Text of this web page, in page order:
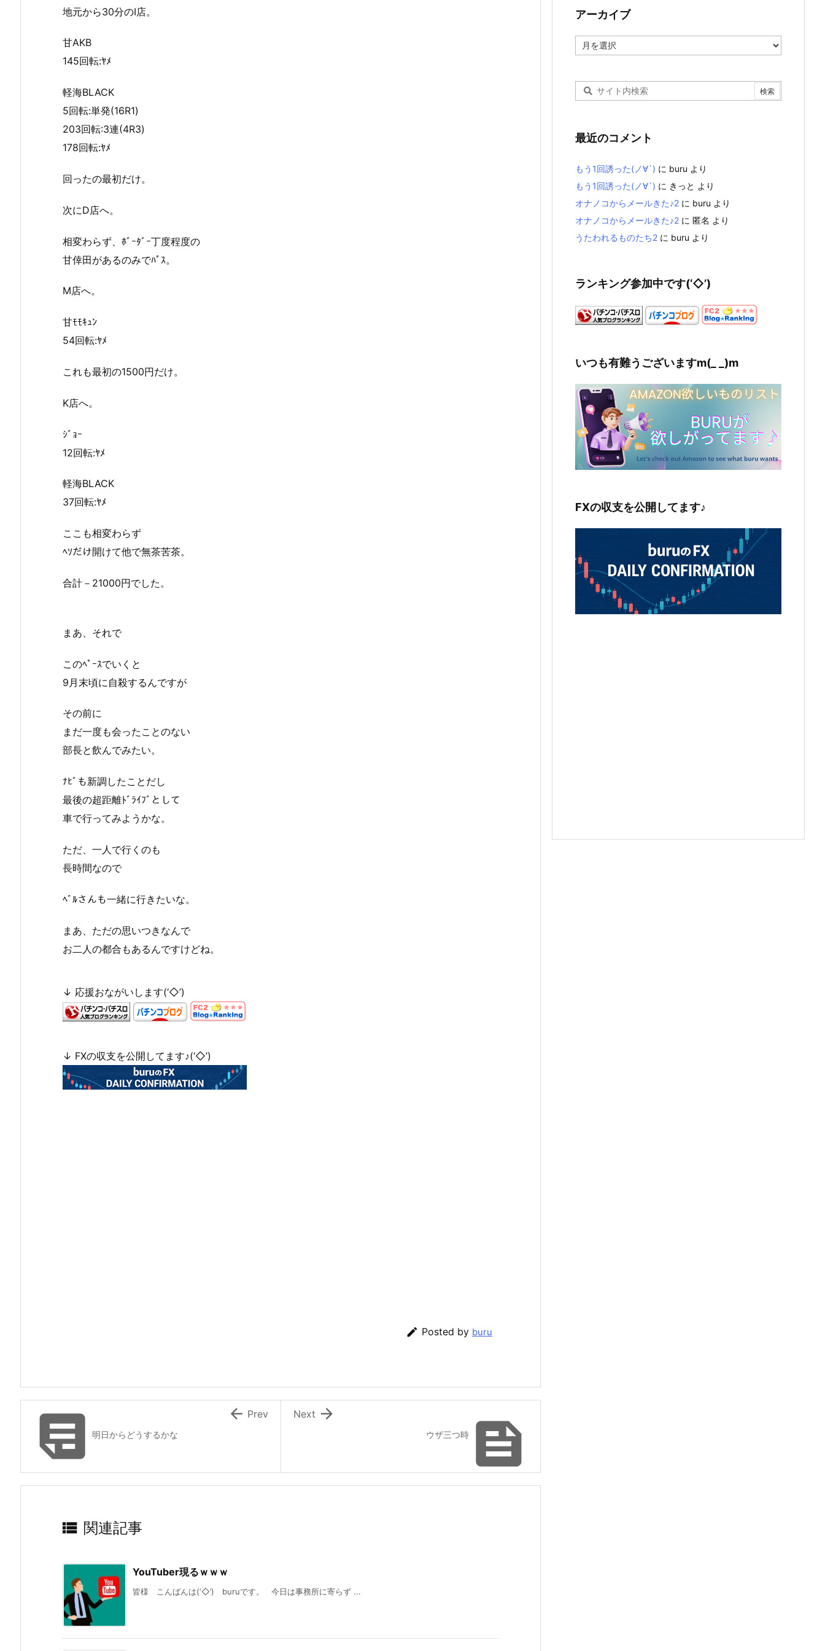
地元から30分のI店。
甘AKB
145回転:ﾔﾒ
軽海BLACK
5回転:単発(16R1)
203回転:3連(4R3)
178回転:ﾔﾒ
回ったの最初だけ。
次にD店へ。
相変わらず、ﾎﾞｰﾀﾞｰ丁度程度の
甘倖田があるのみでﾊﾟｽ。
M店へ。
甘ﾓﾓｷｭﾝ
54回転:ﾔﾒ
これも最初の1500円だけ。
K店へ。
ｼﾞｮｰ
12回転:ﾔﾒ
軽海BLACK
37回転:ﾔﾒ
ここも相変わらず
ﾍｿだけ開けて他で無茶苦茶。
合計－21000円でした。
まあ、それで
このﾍﾟｰｽでいくと
9月末頃に自殺するんですが
その前に
まだ一度も会ったことのない
部長と飲んでみたい。
ﾅﾋﾞも新調したことだし
最後の超距離ﾄﾞﾗｲﾌﾞとして
車で行ってみようかな。
ただ、一人で行くのも
長時間なので
ﾍﾞﾙさんも一緒に行きたいな。
まあ、ただの思いつきなんで
お二人の都合もあるんですけどね。
↓ 応援おながいします(‘◇’)ゞ
↓ FXの収支を公開してます♪(‘◇’)ゞ
 Posted by buru

ウザ三つ時

Next
明日からどうするかな
 Prev
 関連記事
YouTuber現るｗｗｗ
皆様 こんばんは(‘◇’)ゞburuです。 今日は事務所に寄らず ...
アーカイブ
ー
最近のコメント
もう1回誘った(ノ∀`) に buru より
もう1回誘った(ノ∀`) に きっと より
オナノコからメールきた♪2 に buru より
オナノコからメールきた♪2 に 匿名 より
うたわれるものたち2 に buru より
ランキング参加中です(‘◇’)ゞ
いつも有難うございますm(_ _)m
FXの収支を公開してます♪